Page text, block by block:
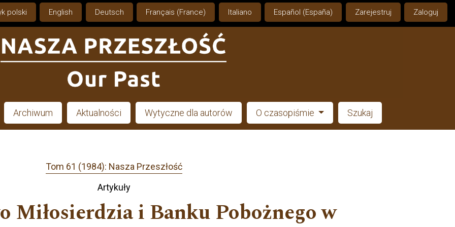
polski English Deutsch Français (France) Italiano Español (España) Zarejestruj Zaloguj
Archiwum Aktualności Wytyczne dla autorów O czasopiśmie Szukaj
Tom 61 (1984): Nasza Przeszłość
Artykuły
Miłosierdzia i Banku Pobożnego w